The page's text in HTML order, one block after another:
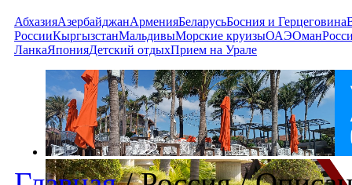
АбхазияАзербайджанАрменияБеларусьБосния и Герцеговина
РоссииКыргызстанМальдивыМорские круизыОАЭОман
ЛанкаЯпонияДетский отдыхПрием на Урале